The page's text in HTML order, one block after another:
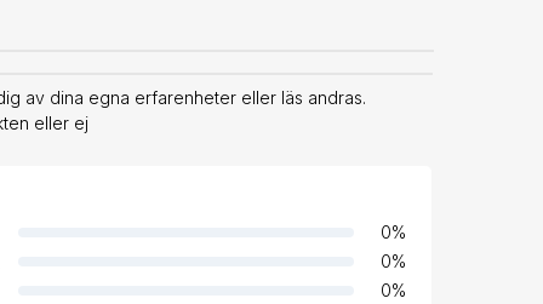
av dina egna erfarenheter eller läs andras.
eller ej
0%
0%
0%